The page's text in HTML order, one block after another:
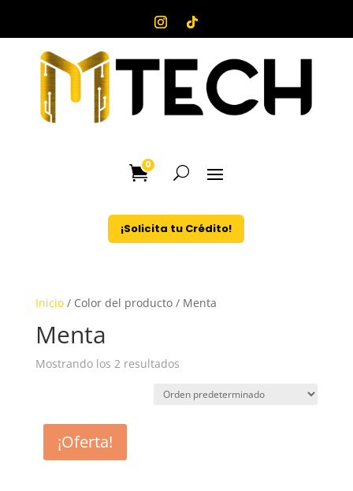
0
¡Solicita tu Crédito!
Inicio/ Color del producto / Menta
Menta
Mostrando los 2 resultados
¡Oferta!